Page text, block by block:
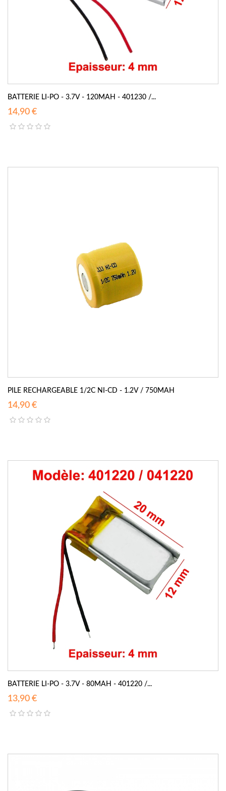
BATTERIE LI-PO - 3.7V - 120MAH - 401230 /...
14,90 €
PILE RECHARGEABLE 1/2C NI-CD - 1.2V / 750MAH
14,90 €
BATTERIE LI-PO - 3.7V - 80MAH - 401220 /...
13,90 €